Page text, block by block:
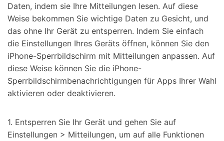
Daten, indem sie Ihre Mitteilungen lesen. Auf diese
Weise bekommen Sie wichtige Daten zu Gesicht, und
das ohne Ihr Gerät zu entsperren. Indem Sie einfach
die Einstellungen Ihres Geräts öffnen, können Sie den
iPhone-Sperrbildschirm mit Mitteilungen anpassen. Auf
diese Weise können Sie die iPhone-
Sperrbildschirmbenachrichtigungen für Apps Ihrer Wahl
aktivieren oder deaktivieren.
1. Entsperren Sie Ihr Gerät und gehen Sie auf
Einstellungen > Mitteilungen, um auf alle Funktionen